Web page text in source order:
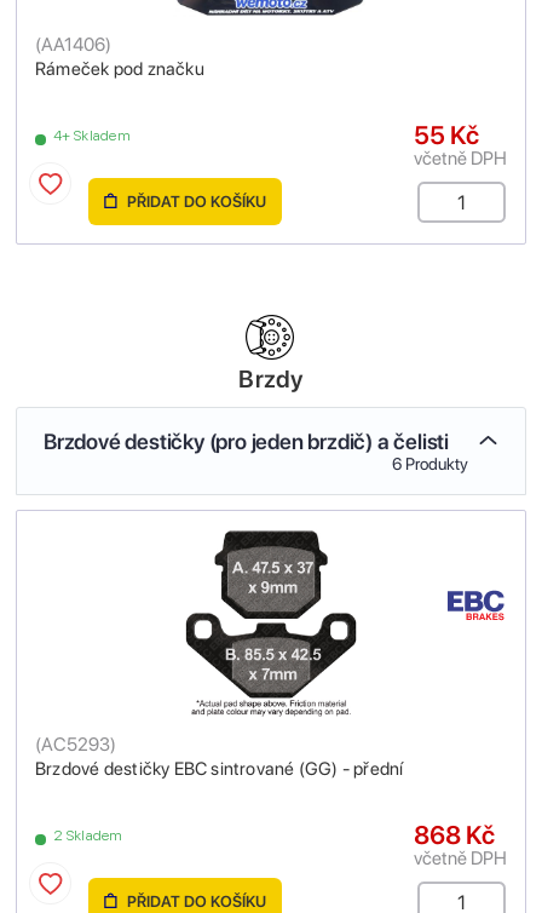
Rámeček pod značku
(AA1406)
4+ Skladem 55 Kč
včetně DPH
PŘIDAT DO KOŠÍKU
Brzdy
Brzdové destičky (pro jeden brzdič) a čelisti
6 Produkty
Brzdové destičky EBC sintrované (GG) - přední
(AC5293)
2 Skladem 868 Kč
včetně DPH
PŘIDAT DO KOŠÍKU